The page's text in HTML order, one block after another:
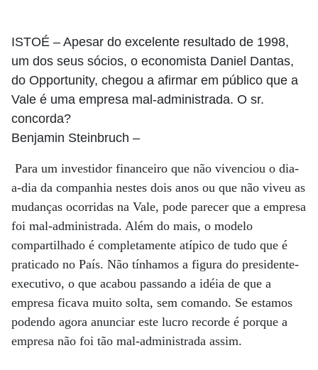
ISTOÉ – Apesar do excelente resultado de 1998,
um dos seus sócios, o economista Daniel Dantas,
do Opportunity, chegou a afirmar em público que a
Vale é uma empresa mal-administrada. O sr.
concorda?
Benjamin Steinbruch –
Para um investidor financeiro que não vivenciou o dia-
a-dia da companhia nestes dois anos ou que não viveu as
mudanças ocorridas na Vale, pode parecer que a empresa
foi mal-administrada. Além do mais, o modelo
compartilhado é completamente atípico de tudo que é
praticado no País. Não tínhamos a figura do presidente-
executivo, o que acabou passando a idéia de que a
empresa ficava muito solta, sem comando. Se estamos
podendo agora anunciar este lucro recorde é porque a
empresa não foi tão mal-administrada assim.